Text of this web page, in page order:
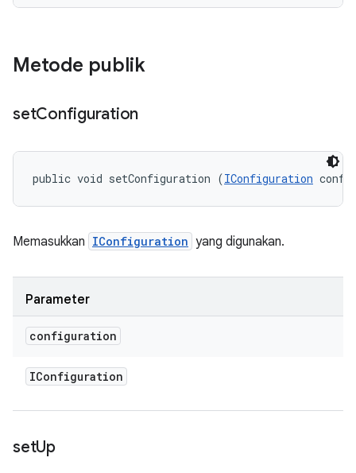
Metode publik
setConfiguration
public void setConfiguration (IConfiguration
Memasukkan IConfiguration yang digunakan.
Parameter
configuration
IConfiguration
setUp